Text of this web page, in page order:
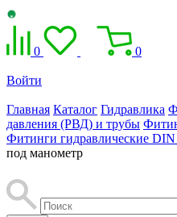
0 0
Войти
Главная Каталог Гидравлика
давления (РВД) и трубы
Фитинги гидравлические DIN
под манометр